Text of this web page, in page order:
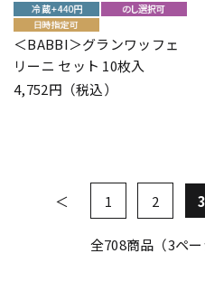
＜BABBI＞グランワッフェ
リーニ セット 10枚入
4,752円（税込）
1 2 3
全708商品（3ペー